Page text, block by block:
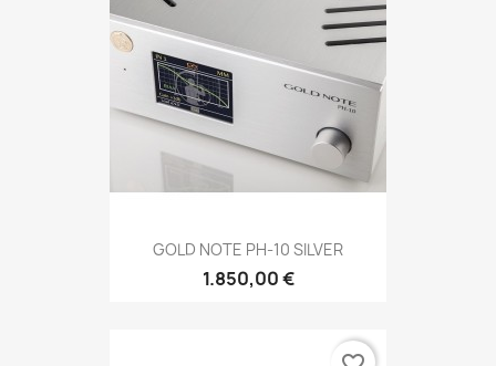
GOLD NOTE PH-10 SILVER
1.850,00 €